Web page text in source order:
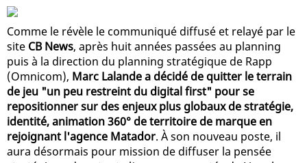
Comme le révèle le communiqué diffusé et relayé par le
site CB News, après huit années passées au planning
puis à la direction du planning stratégique de Rapp
(Omnicom), Marc Lalande a décidé de quitter le terrain
de jeu "un peu restreint du digital first" pour se
repositionner sur des enjeux plus globaux de stratégie,
identité, animation 360° de territoire de marque en
rejoignant l'agence Matador. À son nouveau poste, il
aura désormais pour mission de diffuser la pensée